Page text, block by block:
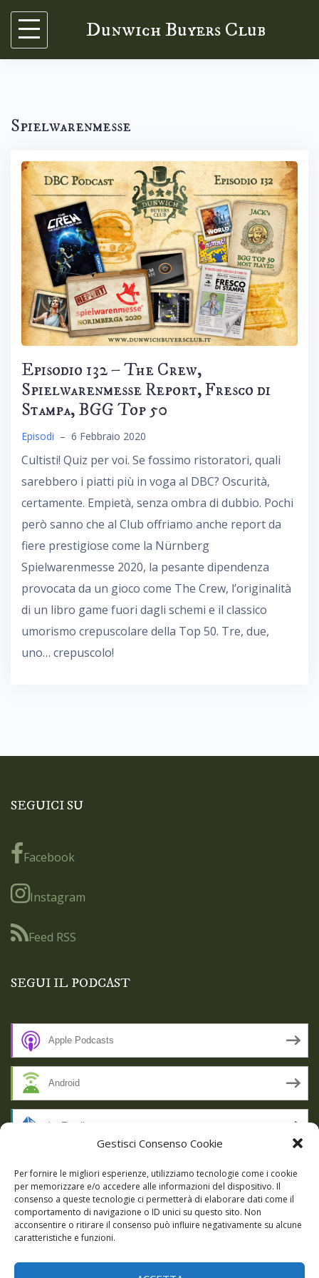
Gestisci Consenso Cookie
Per fornire le migliori esperienze, utilizziamo tecnologie come i cookie
per memorizzare e/o accedere alle informazioni del dispositivo. Il
consenso a queste tecnologie ci permetterà di elaborare dati come il
comportamento di navigazione o ID unici su questo sito. Non
acconsentire o ritirare il consenso può influire negativamente su alcune
caratteristiche e funzioni.
Skip
content
Dunwich Buyers Club
Spielwarenmesse
Episodio 132 – The Crew,
Spielwarenmesse Report, Fresco di
Stampa, BGG Top 50
Episodi – 6 Febbraio 2020
Cultisti! Quiz per voi. Se fossimo ristoratori, quali
sarebbero i piatti più in voga al DBC? Oscurità,
certamente. Empietà, senza ombra di dubbio. Pochi
però sanno che al Club offriamo anche report da
fiere prestigiose come la Nürnberg
Spielwarenmesse 2020, la pesante dipendenza
provocata da un gioco come The Crew, l’originalità
di un libro game fuori dagli schemi e il classico
umorismo crepuscolare della Top 50. Tre, due,
uno… crepuscolo!
SEGUICI SU
Facebook
Instagram
Feed RSS
SEGUI IL PODCAST
Apple Podcasts
Android
by Email
RSS
SSL SECURE